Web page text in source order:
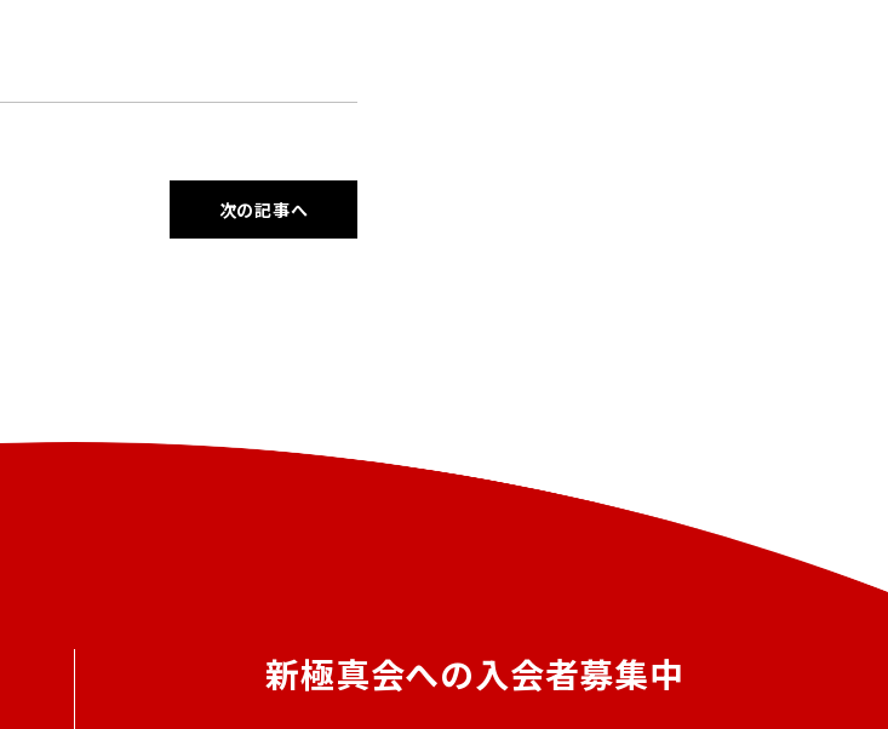
次の記事へ
新極真会への入会者募集中